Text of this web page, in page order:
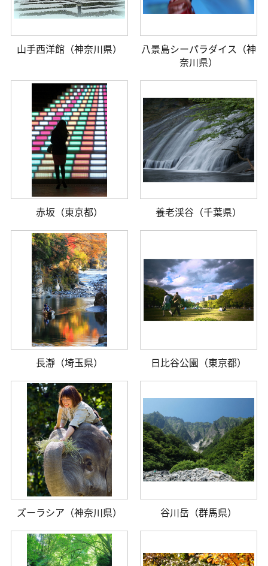
山手西洋館（神奈川県）
八景島シーパラダイス（神
奈川県）
赤坂（東京都） 養老渓谷（千葉県）
長瀞（埼玉県） 日比谷公園（東京都）
ズーラシア（神奈川県） 谷川岳（群馬県）